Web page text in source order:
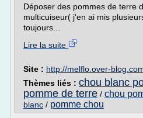
Déposer des pommes de terre
multicuiseur( j'en ai mis
toujours...
Lire la suite
Site : http://melflo.over-
Thèmes liés : chou blanc
pomme de terre / chou
blanc / pomme chou